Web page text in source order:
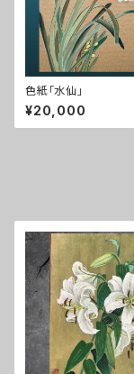
色紙「水仙」
¥20,000